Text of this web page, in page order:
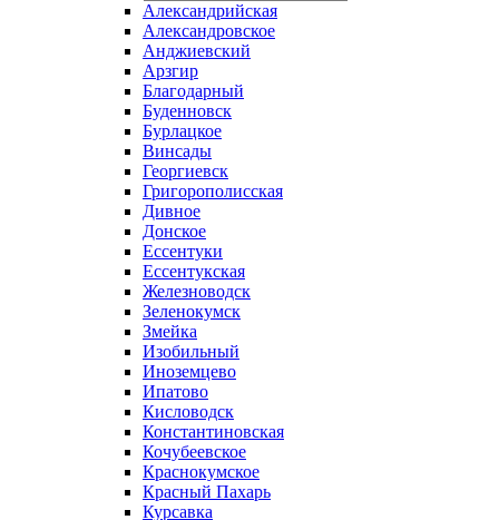
Александрийская
Александровское
Анджиевский
Арзгир
Благодарный
Буденновск
Бурлацкое
Винсады
Георгиевск
Григорополисская
Дивное
Донское
Ессентуки
Ессентукская
Железноводск
Зеленокумск
Змейка
Изобильный
Иноземцево
Ипатово
Кисловодск
Константиновская
Кочубеевское
Краснокумское
Красный Пахарь
Курсавка